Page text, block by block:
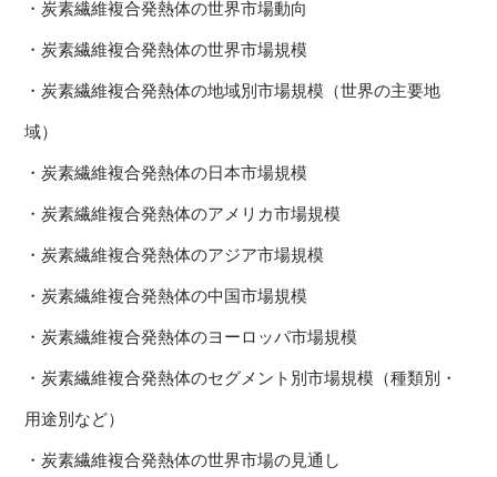
・炭素繊維複合発熱体の世界市場動向
・炭素繊維複合発熱体の世界市場規模
・炭素繊維複合発熱体の地域別市場規模（世界の主要地
域）
・炭素繊維複合発熱体の日本市場規模
・炭素繊維複合発熱体のアメリカ市場規模
・炭素繊維複合発熱体のアジア市場規模
・炭素繊維複合発熱体の中国市場規模
・炭素繊維複合発熱体のヨーロッパ市場規模
・炭素繊維複合発熱体のセグメント別市場規模（種類別・
用途別など）
・炭素繊維複合発熱体の世界市場の見通し